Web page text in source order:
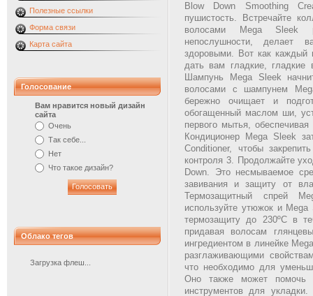
Полезные ссылки
Форма связи
Карта сайта
Голосование
Вам нравится новый дизайн
сайта
Очень
Так себе...
Нет
Что такое дизайн?
Облако тегов
Загрузка флеш...
Blow Down Smoothing
пушистость. Встречайте
волосами Mega Sleek
непослушности, делает
здоровыми. Вот как каждый
дать вам гладкие,
Шампунь Mega Sleek
волосами с шампунем
бережно очищает и
обогащенный маслом ши,
первого мытья,
Кондиционер Mega Sleek
Conditioner, чтобы
контроля 3. Продолжайте
Down. Это несмываемое
завивания и защиту от
Термозащитный спрей
используйте утюжок и Mega
термозащиту до 230ºC в
придавая волосам
ингредиентом в линейке
разглаживающими
что необходимо для
Оно также может помочь
инструментов для